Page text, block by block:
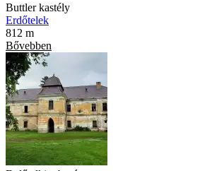
Buttler kastély
Erdőtelek
812 m
Bővebben